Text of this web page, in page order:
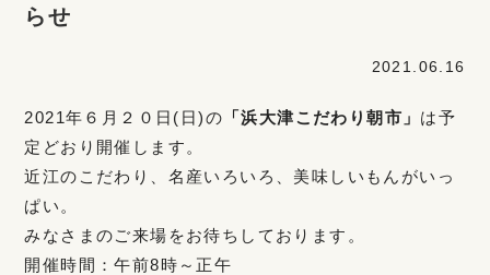
らせ
2021.06.16
2021年６月２０日(日)の 「浜大津こだわり朝市」 は予
定どおり開催します。
近江のこだわり、名産いろいろ、美味しいもんがいっ
ぱい。
みなさまのご来場をお待ちしております。
開催時間：午前8時～正午